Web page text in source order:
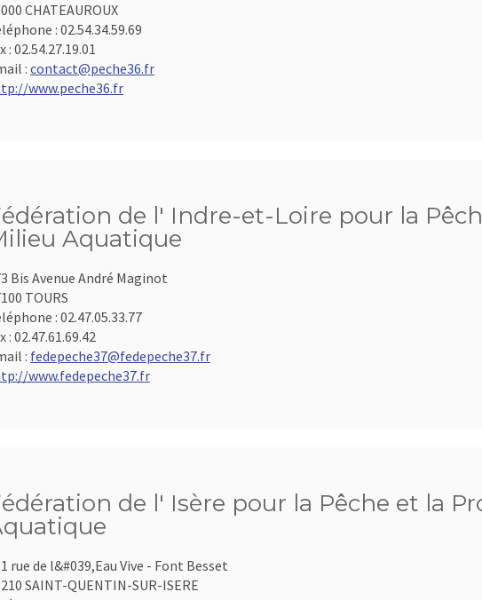
CHATEAUROUX
: 02.54.34.59.69
:02.54.27.19.01
:contact@peche36.fr
www.peche36.fr
de l' Indre-et-Loire pour la
Aquatique
Bis Avenue André Maginot
TOURS
: 02.47.05.33.77
:02.47.61.69.42
: fedepeche37@fedepeche37.fr
www.fedepeche37.fr
de l' Isère pour la Pêche et la
rue de l&#039,Eau Vive - Font Besset
SAINT-QUENTIN-SUR-ISERE